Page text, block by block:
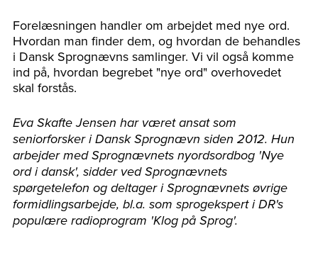
Forelæsningen handler om arbejdet med nye ord.
Hvordan man finder dem, og hvordan de behandles
i Dansk Sprognævns samlinger. Vi vil også komme
ind på, hvordan begrebet "nye ord" overhovedet
skal forstås.
Eva Skafte Jensen har været ansat som
seniorforsker i Dansk Sprognævn siden 2012. Hun
arbejder med Sprognævnets nyordsordbog 'Nye
ord i dansk', sidder ved Sprognævnets
spørgetelefon og deltager i Sprognævnets øvrige
formidlingsarbejde, bl.a. som sprogekspert i DR's
populære radioprogram 'Klog på Sprog'.